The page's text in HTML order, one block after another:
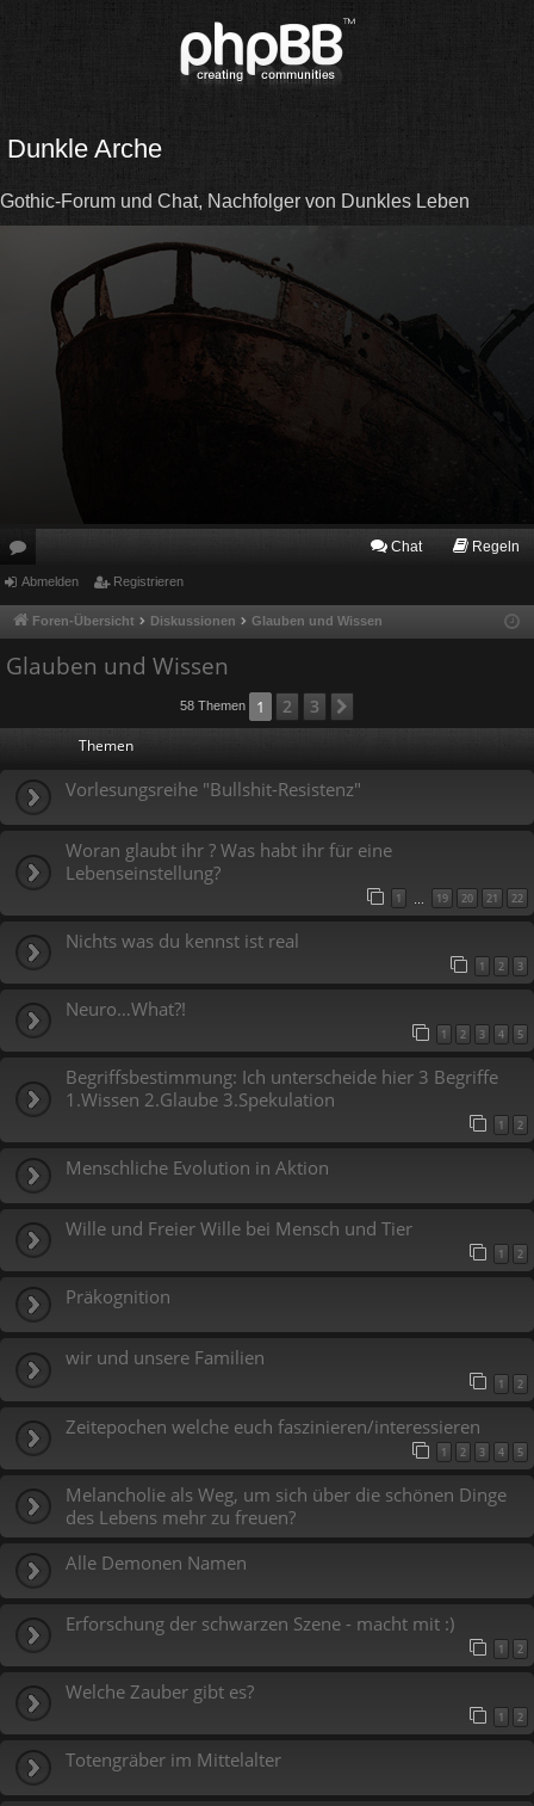
Dunkle Arche
Gothic-Forum und Chat, Nachfolger von Dunkles Leben
or
en
Chat Regeln
Abmelden Registrieren
Foren-Übersicht Diskussionen Glauben und Wissen
Glauben und Wissen
58 Themen 1 2 3
Themen
Vorlesungsreihe "Bullshit-Resistenz"
Woran glaubt ihr ? Was habt ihr für eine
Lebenseinstellung?
1 … 19 20 21 22
Nichts was du kennst ist real
1 2 3
Neuro…What?!
1 2 3 4 5
Begriffsbestimmung: Ich unterscheide hier 3 Begriffe
1.Wissen 2.Glaube 3.Spekulation
1 2
Menschliche Evolution in Aktion
Wille und Freier Wille bei Mensch und Tier
1 2
Präkognition
wir und unsere Familien
1 2
Zeitepochen welche euch faszinieren/interessieren
1 2 3 4 5
Melancholie als Weg, um sich über die schönen Dinge
des Lebens mehr zu freuen?
Alle Demonen Namen
Erforschung der schwarzen Szene - macht mit :)
1 2
Welche Zauber gibt es?
1 2
Totengräber im Mittelalter